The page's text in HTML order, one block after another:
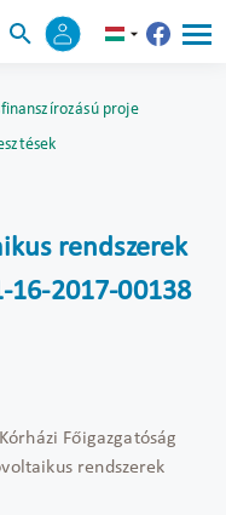
projektek
rendszerek
16-2017-00138
Főigazgatóság
rendszerek